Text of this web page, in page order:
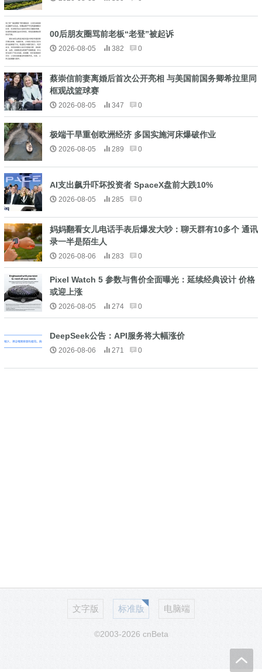
00后朋友圈骂前老板“老登”被起诉
2026-08-05 382 0
蔡崇信前妻离婚后首次公开亮相 与美国前国务卿希拉里同
框观战篮球赛
2026-08-05 347 0
极端干旱重创欧洲经济 多国实施河床爆破作业
2026-08-05 289 0
AI支出飙升吓坏投资者 SpaceX盘前大跌10%
2026-08-05 285 0
妈妈翻看女儿电话手表后爆发大吵：聊天群有10多个 通讯
录一半是陌生人
2026-08-06 283 0
Pixel Watch 5 参数与售价全面曝光：延续经典设计 价格
或迎上涨
2026-08-05 274 0
DeepSeek公告：API服务将大幅涨价
2026-08-06 271 0
文字版 标准版 电脑端
©2003-2026 cnBeta